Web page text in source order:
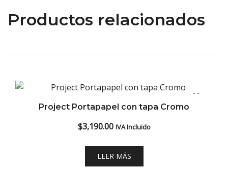
Productos relacionados
Project Portapapel con tapa Cromo
$3,190.00 IVA Incluido
LEER MÁS